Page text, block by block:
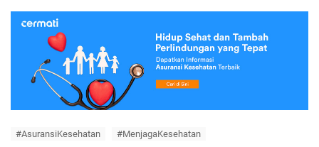
#AsuransiKesehatan #MenjagaKesehatan